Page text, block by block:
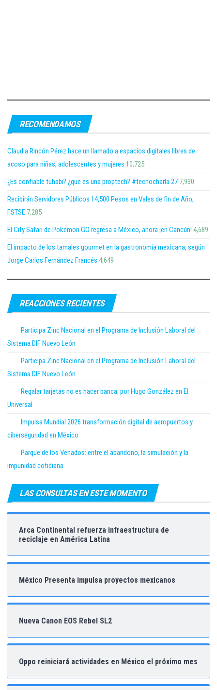
RECOMENDAMOS
Claudia Rincón Pérez hace un llamado a espacios digitales libres de
acoso para niñas, adolescentes y mujeres 10,725
¿Es confiable tuhabi? ¿que es una proptech? #tecnocharla 27 7,930
Recibirán Servidores Públicos 14,500 Pesos en Vales de fin de Año,
FSTSE 7,285
El City Safari de Pokémon GO regresa a México, ahora ¡en Cancún! 4,689
El impacto de los tamales gourmet en la gastronomía mexicana, según
Jorge Carlos Fernández Francés 4,649
REACCIONES RECIENTES
Participa Zinc Nacional en el Programa de Inclusión Laboral del
Sistema DIF Nuevo León
Participa Zinc Nacional en el Programa de Inclusión Laboral del
Sistema DIF Nuevo León
Regalar tarjetas no es hacer banca; por Hugo González en El
Universal
Impulsa Mundial 2026 transformación digital de aeropuertos y
ciberseguridad en México
Parque de los Venados: entre el abandono, la simulación y la
impunidad cotidiana
LAS CONSULTAS EN ESTE MOMENTO
Arca Continental refuerza infraestructura de
reciclaje en América Latina
México Presenta impulsa proyectos mexicanos
Nueva Canon EOS Rebel SL2
Oppo reiniciará actividades en México el próximo mes